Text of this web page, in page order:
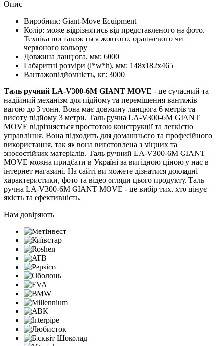
Опис
Виробник: Giant-Move Equipment
Колір: може відрізнятись від представленого на фото.
Техніка поставляється жовтого, оранжевого чи
червоного кольору
Довжина ланцюга, мм: 6000
Габаритні розміри (l*w*h), мм: 148х182х465
Вантажопідйомність, кг: 3000
Таль ручний LA-V300-6M GIANT MOVE - це сучасний та
надійний механізм для підйому та переміщення вантажів
вагою до 3 тонн. Вона має довжину ланцюга 6 метрів та
висоту підйому 3 метри. Таль ручна LA-V300-6M GIANT
MOVE відрізняється простотою конструкції та легкістю
управління. Вона підходить для домашнього та професійного
використання, так як вона виготовлена з міцних та
зносостійких матеріалів. Таль ручний LA-V300-6M GIANT
MOVE можна придбати в Україні за вигідною ціною у нас в
інтернет магазині. На сайті ви можете дізнатися докладні
характеристики, фото та відео огляди цього продукту. Таль
ручна LA-V300-6M GIANT MOVE - це вибір тих, хто цінує
якість та ефективність.
Нам довіряють